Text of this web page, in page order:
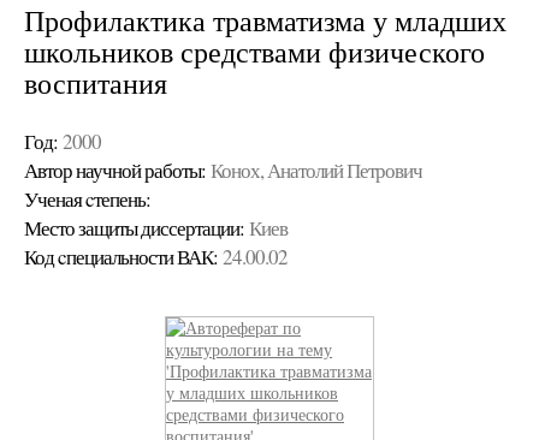
Профилактика травматизма у младших
школьников средствами физического
воспитания
Год: 2000
Автор научной работы: Конох, Анатолий Петрович
Ученая cтепень:
Место защиты диссертации: Киев
Код cпециальности ВАК: 24.00.02